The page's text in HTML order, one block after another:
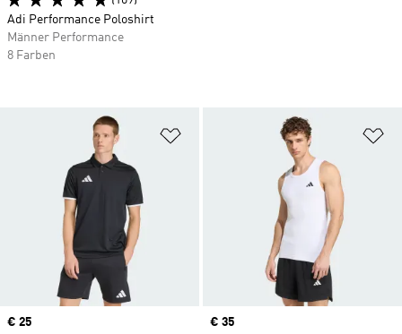
Zur Wunschliste hinzufügen
Price
€ 25
Price
€ 35
Adi Performance Poloshirt
Männer Performance
8 Farben